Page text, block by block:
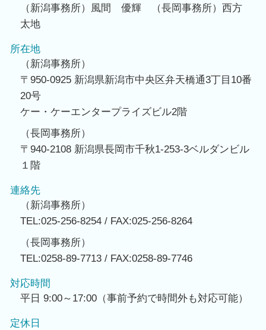
（新潟事務所）風間 優輝 （長岡事務所）西方
太地
所在地
（新潟事務所）
〒950-0925 新潟県新潟市中央区弁天橋通3丁目10番
20号
ケー・ケーエンタープライズビル2階
（長岡事務所）
〒940-2108 新潟県長岡市千秋1-253-3ベルダンビル
１階
連絡先
（新潟事務所）
TEL:025-256-8254 / FAX:025-256-8264
（長岡事務所）
TEL:0258-89-7713 / FAX:0258-89-7746
対応時間
平日 9:00～17:00（事前予約で時間外も対応可能）
定休日